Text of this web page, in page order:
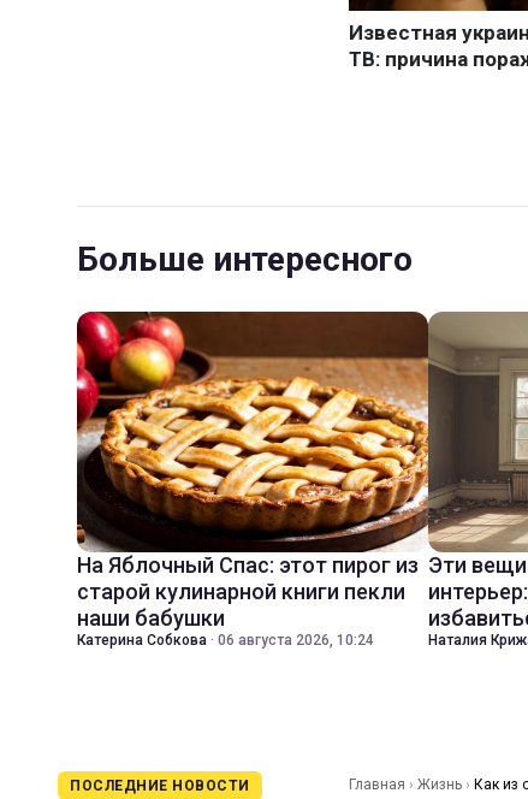
Больше интересного
На Яблочный Спас: этот пирог из
старой кулинарной книги пекли
наши бабушки
Катерина Собкова · 06 августа 2026, 10:24
Эти
Наталия
ПОСЛЕДНИЕ НОВОСТИ Главная › Жизнь › Как из